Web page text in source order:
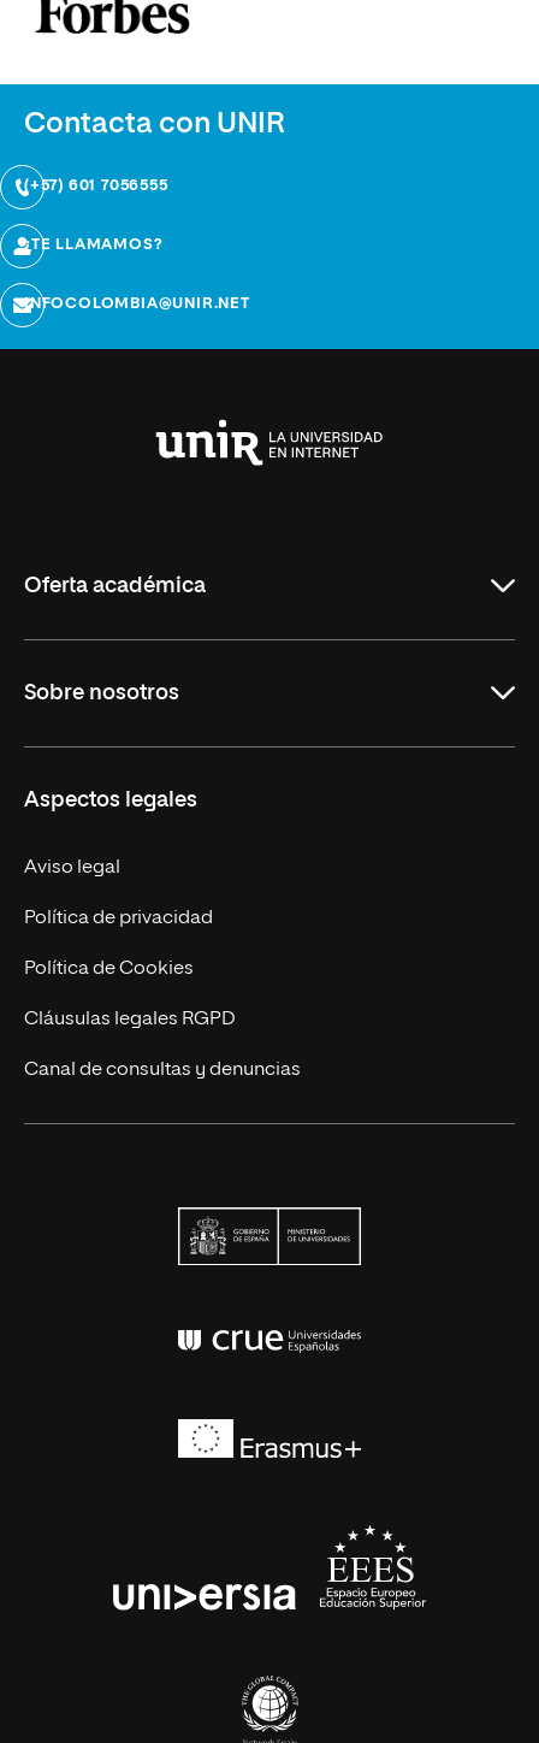
Contacta con UNIR
(+57) 601 7056555
¿TE LLAMAMOS?
INFOCOLOMBIA@UNIR.NET
Oferta académica
Maestrías
Sobre nosotros
Trabaja en UNIR
Actualidad
Contacto
Aspectos legales
Aviso legal
Política de privacidad
Política de Cookies
Cláusulas legales RGPD
Canal de consultas y denuncias
Conferencia de
universia